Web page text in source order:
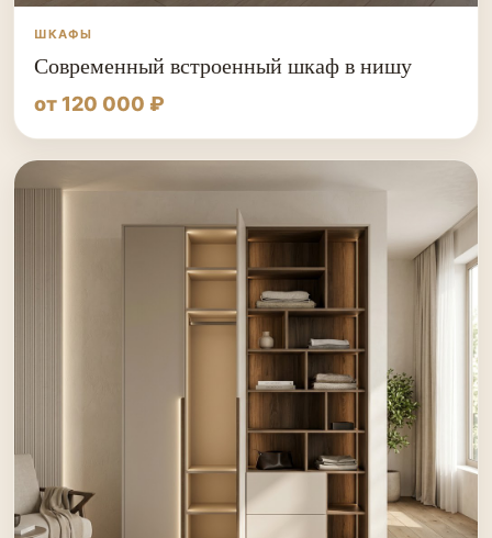
ШКАФЫ
Современный встроенный шкаф в нишу
от 120 000 ₽